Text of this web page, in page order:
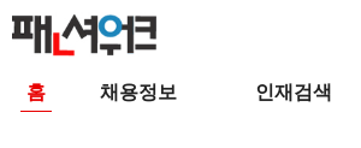
홈 채용정보 인재검색